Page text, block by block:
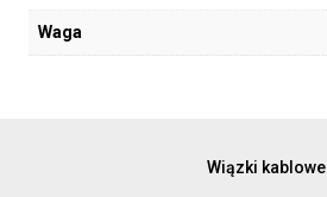
Waga
Wiązki kablowe